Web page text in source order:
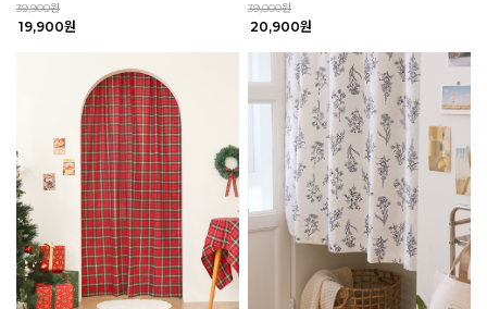
39,900원
19,900원
39,000원
20,900원